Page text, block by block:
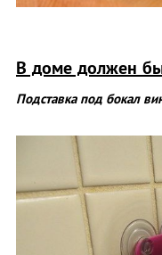
В доме должен
Подставка под бокал